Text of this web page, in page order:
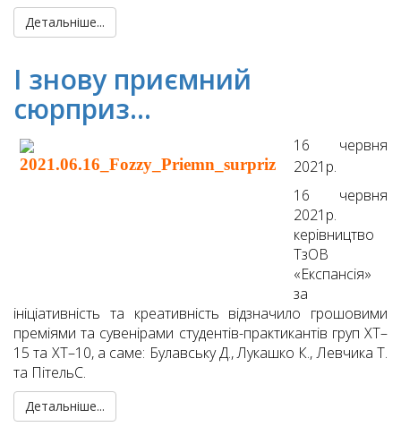
Детальніше...
І знову приємний
сюрприз…
16 червня
2021р.
16 червня
2021р.
керівництво
ТзОВ
«Експансія»
за
ініціативність та креативність відзначило грошовими
преміями та сувенірами студентів-практикантів груп ХТ–
15 та ХТ–10, а саме: Булавську Д., Лукашко К., Левчика Т.
та ПітельС.
Детальніше...